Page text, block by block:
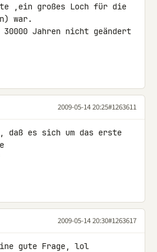
,ein großes Loch für die
war.
Jahren nicht geändert
2009-05-14 20:25#1263611
daß es sich um das erste
2009-05-14 20:30#1263617
gute Frage, lol